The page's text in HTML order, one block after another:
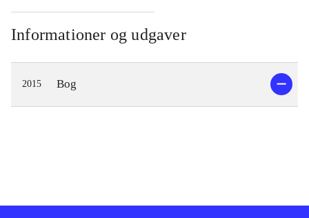
Informationer og udgaver
2015 Bog